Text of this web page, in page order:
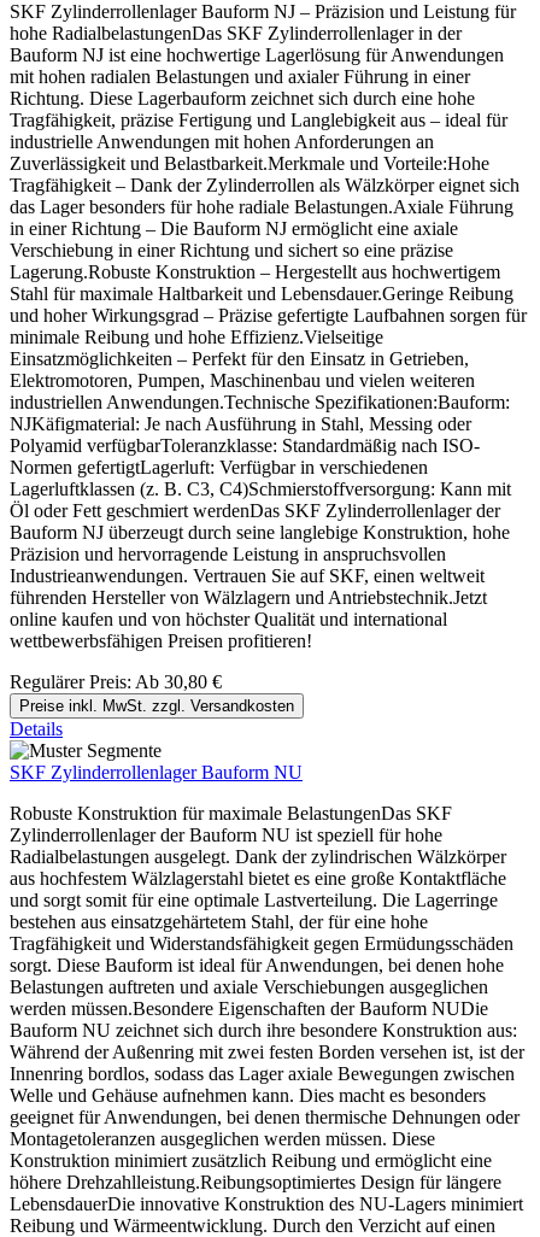
SKF Zylinderrollenlager Bauform NJ – Präzision und Leistung für
hohe RadialbelastungenDas SKF Zylinderrollenlager in der
Bauform NJ ist eine hochwertige Lagerlösung für Anwendungen
mit hohen radialen Belastungen und axialer Führung in einer
Richtung. Diese Lagerbauform zeichnet sich durch eine hohe
Tragfähigkeit, präzise Fertigung und Langlebigkeit aus – ideal für
industrielle Anwendungen mit hohen Anforderungen an
Zuverlässigkeit und Belastbarkeit.Merkmale und Vorteile:Hohe
Tragfähigkeit – Dank der Zylinderrollen als Wälzkörper eignet sich
das Lager besonders für hohe radiale Belastungen.Axiale Führung
in einer Richtung – Die Bauform NJ ermöglicht eine axiale
Verschiebung in einer Richtung und sichert so eine präzise
Lagerung.Robuste Konstruktion – Hergestellt aus hochwertigem
Stahl für maximale Haltbarkeit und Lebensdauer.Geringe Reibung
und hoher Wirkungsgrad – Präzise gefertigte Laufbahnen sorgen für
minimale Reibung und hohe Effizienz.Vielseitige
Einsatzmöglichkeiten – Perfekt für den Einsatz in Getrieben,
Elektromotoren, Pumpen, Maschinenbau und vielen weiteren
industriellen Anwendungen.Technische Spezifikationen:Bauform:
NJKäfigmaterial: Je nach Ausführung in Stahl, Messing oder
Polyamid verfügbarToleranzklasse: Standardmäßig nach ISO-
Normen gefertigtLagerluft: Verfügbar in verschiedenen
Lagerluftklassen (z. B. C3, C4)Schmierstoffversorgung: Kann mit
Öl oder Fett geschmiert werdenDas SKF Zylinderrollenlager der
Bauform NJ überzeugt durch seine langlebige Konstruktion, hohe
Präzision und hervorragende Leistung in anspruchsvollen
Industrieanwendungen. Vertrauen Sie auf SKF, einen weltweit
führenden Hersteller von Wälzlagern und Antriebstechnik.Jetzt
online kaufen und von höchster Qualität und international
wettbewerbsfähigen Preisen profitieren!
Regulärer Preis: Ab 30,80 €
Preise inkl. MwSt. zzgl. Versandkosten
Details
SKF Zylinderrollenlager Bauform NU
Robuste Konstruktion für maximale BelastungenDas SKF
Zylinderrollenlager der Bauform NU ist speziell für hohe
Radialbelastungen ausgelegt. Dank der zylindrischen Wälzkörper
aus hochfestem Wälzlagerstahl bietet es eine große Kontaktfläche
und sorgt somit für eine optimale Lastverteilung. Die Lagerringe
bestehen aus einsatzgehärtetem Stahl, der für eine hohe
Tragfähigkeit und Widerstandsfähigkeit gegen Ermüdungsschäden
sorgt. Diese Bauform ist ideal für Anwendungen, bei denen hohe
Belastungen auftreten und axiale Verschiebungen ausgeglichen
werden müssen.Besondere Eigenschaften der Bauform NUDie
Bauform NU zeichnet sich durch ihre besondere Konstruktion aus:
Während der Außenring mit zwei festen Borden versehen ist, ist der
Innenring bordlos, sodass das Lager axiale Bewegungen zwischen
Welle und Gehäuse aufnehmen kann. Dies macht es besonders
geeignet für Anwendungen, bei denen thermische Dehnungen oder
Montagetoleranzen ausgeglichen werden müssen. Diese
Konstruktion minimiert zusätzlich Reibung und ermöglicht eine
höhere Drehzahlleistung.Reibungsoptimiertes Design für längere
LebensdauerDie innovative Konstruktion des NU-Lagers minimiert
Reibung und Wärmeentwicklung. Durch den Verzicht auf einen